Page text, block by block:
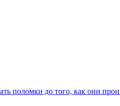
поломки до того, как они